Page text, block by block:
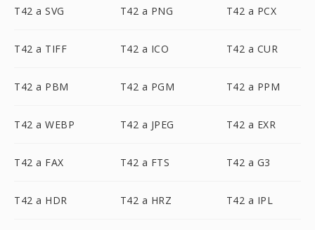
T42 a SVG T42 a PNG T42 a PCX
T42 a TIFF T42 a ICO T42 a CUR
T42 a PBM T42 a PGM T42 a PPM
T42 a WEBP T42 a JPEG T42 a EXR
T42 a FAX T42 a FTS T42 a G3
T42 a HDR T42 a HRZ T42 a IPL